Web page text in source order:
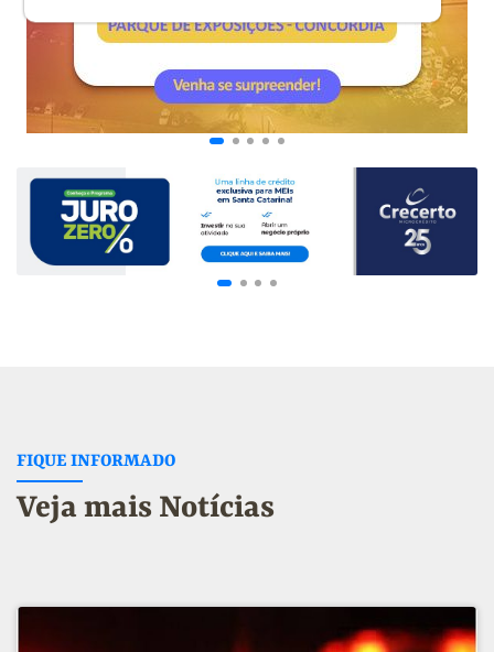
FIQUE INFORMADO
Veja mais Notícias